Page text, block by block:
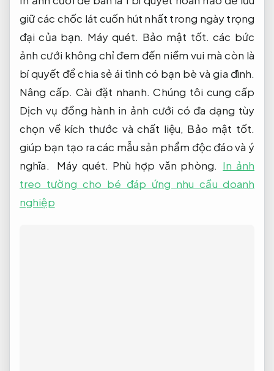
giữ các chốc lát cuốn hút nhất trong ngày trọng
đại của bạn. Máy quét. Bảo mật tốt. các bức
ảnh cưới không chỉ đem đến niềm vui mà còn là
bí quyết để chia sẻ ái tình có bạn bè và gia đình.
Nâng cấp. Cài đặt nhanh. Chúng tôi cung cấp
Dịch vụ đồng hành in ảnh cưới có đa dạng tùy
chọn về kích thước và chất liệu, Bảo mật tốt.
giúp bạn tạo ra các mẫu sản phẩm độc đáo và ý
nghĩa. Máy quét. Phù hợp văn phòng. In ảnh
treo tường cho bé đáp ứng nhu cầu doanh
nghiệp